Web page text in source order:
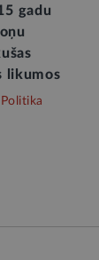
gadu
likumos
Politika